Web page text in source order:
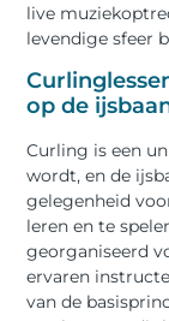
live
levendige sfeer
op de
Curling is een
wordt, en de
gelegenheid
leren en te
georganiseerd
ervaren
van de